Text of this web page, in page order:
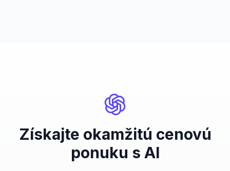
Získajte okamžitú cenovú
ponuku s AI